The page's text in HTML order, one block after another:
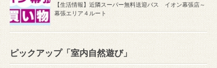
【生活情報】近隣スーパー無料送迎バス イオン幕張店～
幕張エリア４ルート
ピックアップ「室内自然遊び」